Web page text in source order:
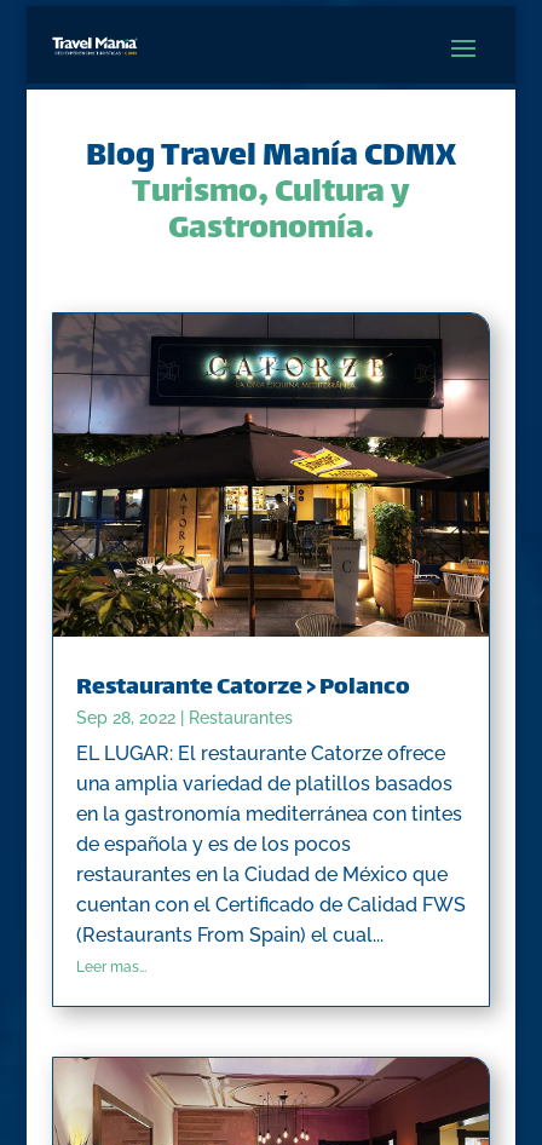
Blog Travel Manía CDMX
Turismo, Cultura y
Gastronomía.
Restaurante Catorze > Polanco
Sep 28, 2022| Restaurantes
EL LUGAR: El restaurante Catorze ofrece
una amplia variedad de platillos basados
en la gastronomía mediterránea con tintes
de española y es de los pocos
restaurantes en la Ciudad de México que
cuentan con el Certificado de Calidad FWS
(Restaurants From Spain) el cual...
Leer mas...